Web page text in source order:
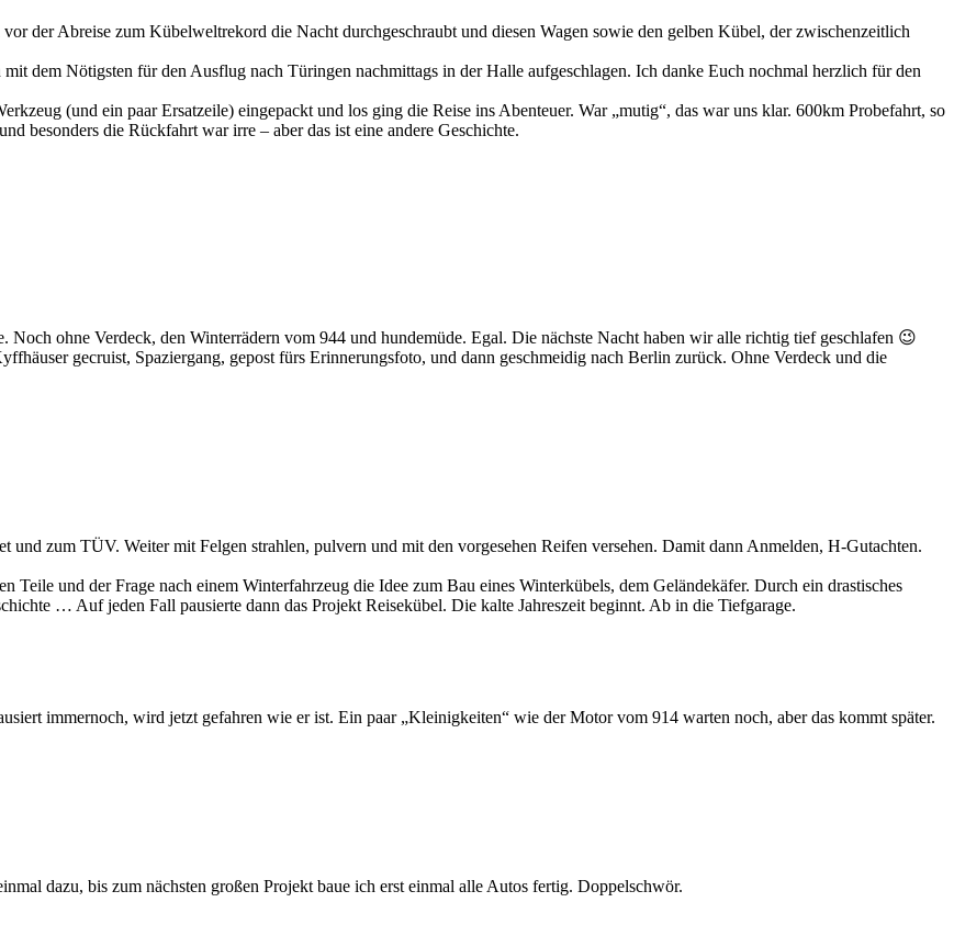
der Abreise zum Kübelweltrekord die Nacht durchgeschraubt und diesen Wagen sowie den gelben Kübel, der zwischenzeitlich
dem Nötigsten für den Ausflug nach Türingen nachmittags in der Halle aufgeschlagen. Ich danke Euch nochmal herzlich für den
(und ein paar Ersatzeile) eingepackt und los ging die Reise ins Abenteuer. War „mutig“, das war uns klar. 600km Probefahrt, so
besonders die Rückfahrt war irre – aber das ist eine andere Geschichte.
ohne Verdeck, den Winterrädern vom 944 und hundemüde. Egal. Die nächste Nacht haben wir alle richtig tief geschlafen 😉
gecruist, Spaziergang, gepost fürs Erinnerungsfoto, und dann geschmeidig nach Berlin zurück. Ohne Verdeck und die
und zum TÜV. Weiter mit Felgen strahlen, pulvern und mit den vorgesehen Reifen versehen. Damit dann Anmelden, H-Gutachten.
Teile und der Frage nach einem Winterfahrzeug die Idee zum Bau eines Winterkübels, dem Geländekäfer. Durch ein drastisches
… Auf jeden Fall pausierte dann das Projekt Reisekübel. Die kalte Jahreszeit beginnt. Ab in die Tiefgarage.
immernoch, wird jetzt gefahren wie er ist. Ein paar „Kleinigkeiten“ wie der Motor vom 914 warten noch, aber das kommt später.
dazu, bis zum nächsten großen Projekt baue ich erst einmal alle Autos fertig. Doppelschwör.